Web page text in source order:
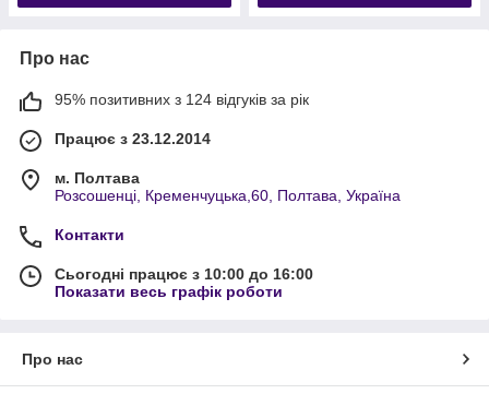
Про нас
95% позитивних з 124 відгуків за рік
Працює з 23.12.2014
м. Полтава
Розсошенці, Кременчуцька,60, Полтава, Україна
Контакти
Сьогодні працює з 10:00 до 16:00
Показати весь графік роботи
Про нас